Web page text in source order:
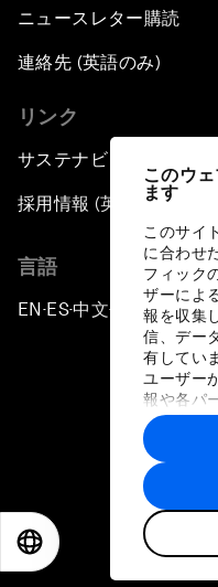
このウ
ます
このサイ
に合わせ
フィック
ザーによ
報を収集
信、デー
有してい
ユーザー
報や各パ
に収集さ
トナーに
す。
ニュースレター購読
連絡先 (英語のみ)
リンク
サステナビリティへの取
採用情報 (英語のみ)
言語
EN ▪ ES▪中文▪ 日本語
プライバシ
©